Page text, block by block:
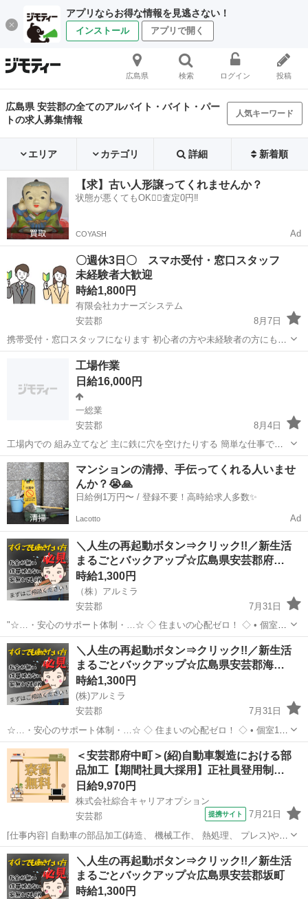
アプリならお得な情報を見逃さない！
インストール アプリで開く
広島県 検索 ログイン 投稿
広島県 安芸郡の全てのアルバイト・バイト・パー
トの求人募集情報
人気キーワード
エリア カテゴリ 詳細 新着順
【求】古い人形譲ってくれませんか？
状態が悪くてもOK🙆‍♀️査定0円‼️
COYASH Ad
〇週休3日〇 スマホ受付・窓口スタッフ
未経験者大歓迎
時給1,800円
有限会社カナーズシステム
安芸郡
8月7日
携帯受付・窓口スタッフになります 初心者の方や未経験者の方にも簡
単な研修がありますので安心です ９割以上の方が未経験スタートです
き（新規・変更・...
安芸郡 携帯ショップ
工場作業
日給16,000円
一総業
安芸郡
8月4日
工場内での 組み立てなど 主に鉄に穴を空けたりする 簡単な仕事で
す！ 詳しくわ気軽にお問い合わせ下さい！
広島 安芸郡 アーク溶接
マンションの清掃、手伝ってくれる人いませ
んか？😭🙏
日給例1万円〜 / 登録不要！高時給求人多数✨
Lacotto Ad
＼人生の再起動ボタン⇒クリック!!／新生活
まるごとバックアップ☆広島県安芸郡府…
時給1,300円
（株）アルミラ
安芸郡
7月31日
"☆…・安心のサポート体制・…☆ ◇ 住まいの心配ゼロ！ ◇ • 個室1R
完全無料！ • 即日入寮OK！など ◇ 所持金ゼロでもスタートできる！
◇ • 食費・生活費のサポート • 移動費...
広島 安芸郡 工場 完全無料
＼人生の再起動ボタン⇒クリック!!／新生活
まるごとバックアップ☆広島県安芸郡海…
時給1,300円
(株)アルミラ
安芸郡
7月31日
☆…・安心のサポート体制・…☆ ◇ 住まいの心配ゼロ！ ◇ • 個室1R
完全無料！ • 即日入寮OK！など ◇ 所持金ゼロでもスタートできる！
◇ • 食費・生活費のサポート • 移動費用...
広島 安芸郡 工場 完全無料
＜安芸郡府中町＞(紹)自動車製造における部
品加工【期間社員大採用】正社員登用制…
日給9,970円
株式会社綜合キャリアオプション
安芸郡
提携サイト 7月21日
[仕事内容] 自動車の部品加工(鋳造、 機械工作、 熱処理、 プレス)や組
立(エンジン、 車体、 車両)、 車体の塗装をお任せします。 。＋お仕
事探しはコンシェルスタッフにおまかせ＋。 あなたのお仕事探しをし
っかりサポー...
広島 安芸郡 工場
＼人生の再起動ボタン⇒クリック!!／新生活
まるごとバックアップ☆広島県安芸郡坂町
時給1,300円